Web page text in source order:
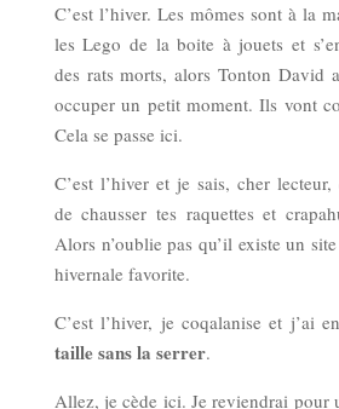
C’est l’hiver. Les mômes sont à la
les Lego de la boite à jouets et
des rats morts, alors Tonton David
occuper un petit moment. Ils vont
Cela se passe ici.
C’est l’hiver et je sais, cher
de chausser tes raquettes et
Alors n’oublie pas qu’il existe un
hivernale favorite.
C’est l’hiver, je coqalanise et j’ai
taille sans la serrer.
Allez, je cède ici. Je reviendrai pour